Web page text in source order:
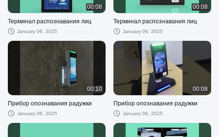
00:08
Терминал распознавания лиц
January 06, 2025
00:08
Терминал распознавания лиц
January 06, 2025
00:10
Прибор опознавания радужки
January 06, 2025
00:08
Прибор опознавания радужки
January 06, 2025